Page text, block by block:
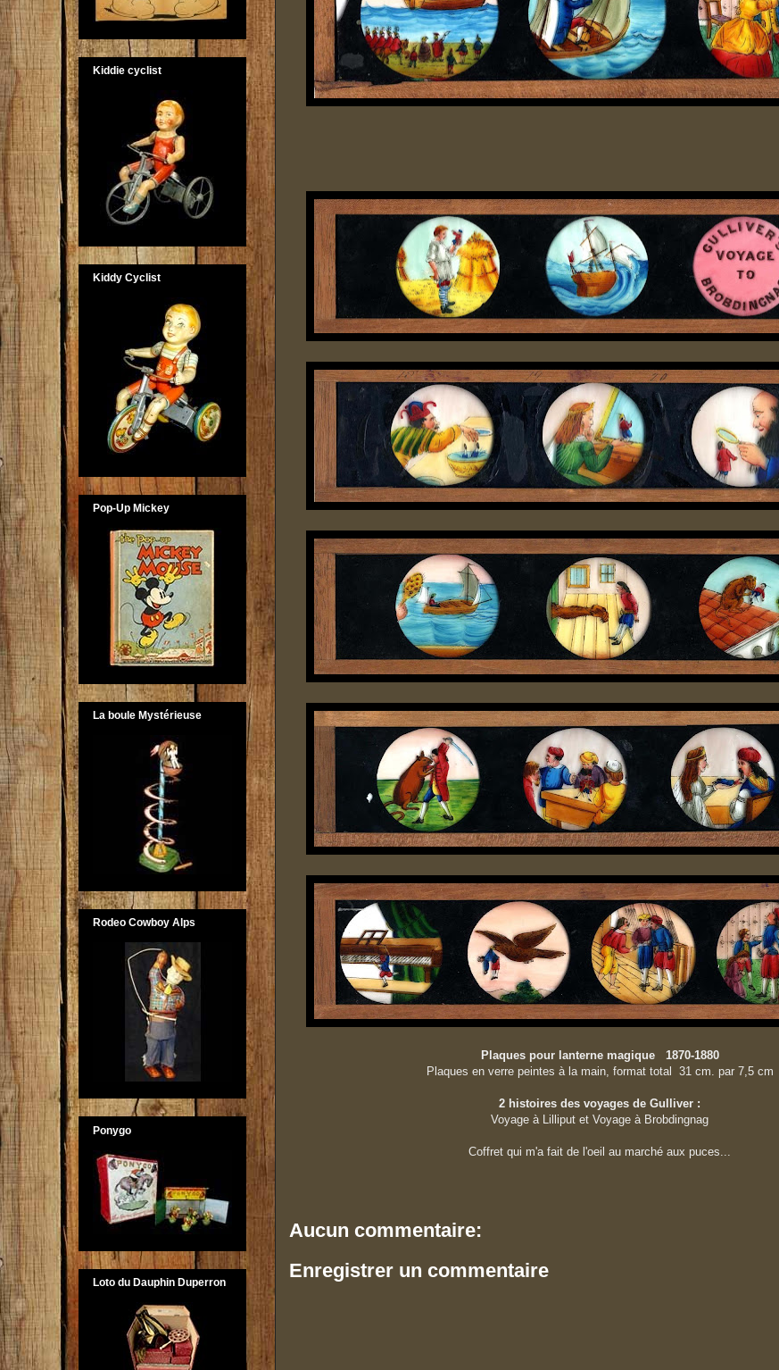
Plaques pour lanterne magique 1870-1880
Plaques en verre peintes à la main, format total 31 cm. par 7,5 cm
2 histoires des voyages de Gulliver :
Voyage à Lilliput et Voyage à Brobdingnag
Coffret qui m'a fait de l'oeil au marché aux puces...
Aucun commentaire:
Enregistrer un commentaire
Kiddie cyclist
Kiddy Cyclist
Pop-Up Mickey
La boule Mystérieuse
Rodeo Cowboy Alps
Ponygo
Loto du Dauphin Duperron